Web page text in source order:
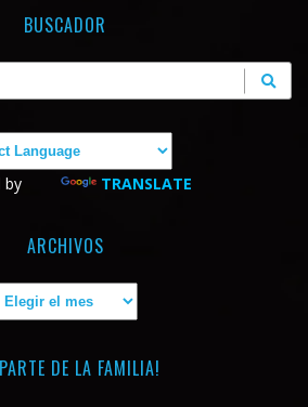
BUSCADOR
by TRANSLATE
ARCHIVOS
Archivos
DE LA FAMILIA!